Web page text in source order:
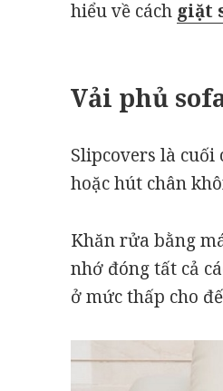
hiểu về cách giặt
Vải phủ
Slipcovers là cuối
hoặc hút chân
Khăn rửa bằng
nhớ đóng tất cả
ở mức thấp cho